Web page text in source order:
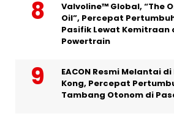
Valvoline™ Global, “The
Oil”, Percepat
Pasifik Lewat Kemitraan
Powertrain
EACON Resmi Melantai
Kong, Percepat
Tambang Otonom di